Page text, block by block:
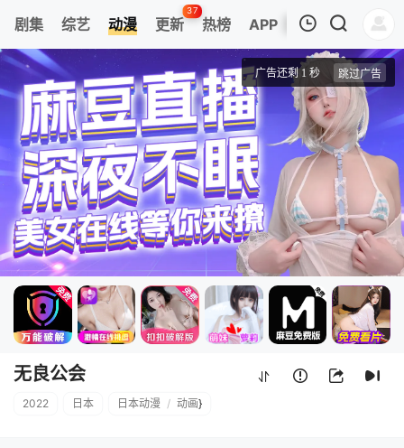
剧集 综艺 动漫 更新
37
热榜 APP
我的观影记录
第1集
无良公会
清空
无良公会
2022 日本 日本动漫 / 动画}